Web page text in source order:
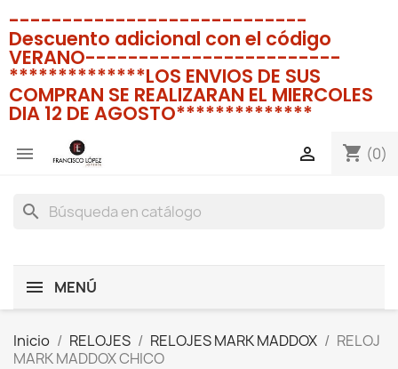
----------------------------
Descuento adicional con el código
VERANO------------------------
**************LOS ENVIOS DE SUS
COMPRAN SE REALIZARAN EL MIERCOLES
DIA 12 DE AGOSTO**************
 shopping_cart (0)

search
MENÚ
Inicio RELOJES RELOJES MARK MADDOX
RELOJ
MARK MADDOX CHICO